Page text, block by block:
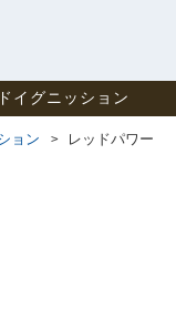
イグニッション
ョン レッドパワー